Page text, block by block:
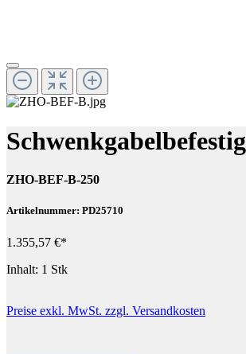
ZHO-BEF-B-250
Artikelnummer: PD25710
1.355,57 €*
Inhalt: 1 Stk
Preise exkl. MwSt. zzgl. Versandkosten